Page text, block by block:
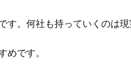
。何社も持っていくのは現
めです。